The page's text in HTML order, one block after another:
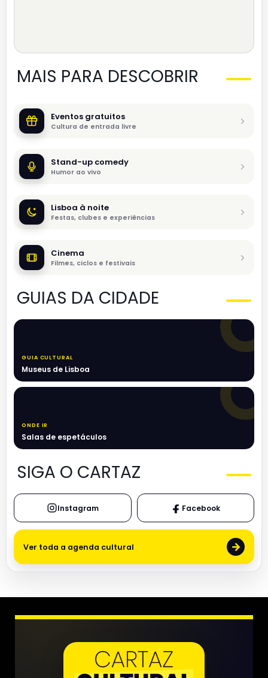
MAIS PARA DESCOBRIR
Eventos gratuitos
Cultura de entrada livre
Stand-up comedy
Humor ao vivo
Lisboa à noite
Festas, clubes e experiências
Cinema
Filmes, ciclos e festivais
GUIAS DA CIDADE
GUIA CULTURAL
Museus de Lisboa
ONDE IR
Salas de espetáculos
SIGA O CARTAZ
Instagram Facebook
Ver toda a agenda cultural →